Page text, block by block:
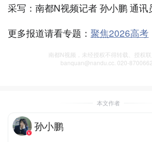
采写：南都N视频记者 孙小鹏 通讯
更多报道请看专题： 聚焦2026高考
南都N视频，未经授权不得转载、授权
banquan@nandu.cc. 020-
本文作者
孙小鹏